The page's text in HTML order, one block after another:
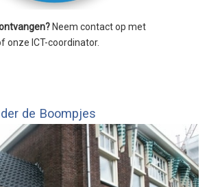
Neem contact op met
onze ICT-coordinator.
de Boompjes